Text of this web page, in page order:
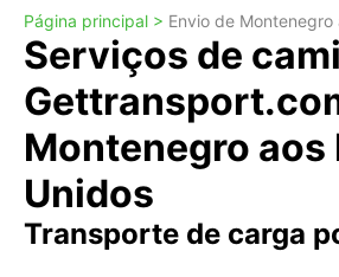
Página principal > Envio de
Serviços de
Montenegro aos
Unidos
Transporte de carga